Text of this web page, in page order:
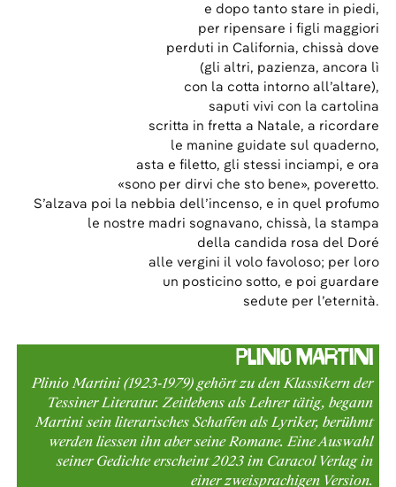
e dopo tanto stare in piedi,
per ripensare i figli maggiori
perduti in California, chissà dove
(gli altri, pazienza, ancora lì
con la cotta intorno all’altare),
saputi vivi con la cartolina
scritta in fretta a Natale, a ricordare
le manine guidate sul quaderno,
asta e filetto, gli stessi inciampi, e ora
«sono per dirvi che sto bene», poveretto.
S’alzava poi la nebbia dell’incenso, e in quel profumo
le nostre madri sognavano, chissà, la stampa
della candida rosa del Doré
alle vergini il volo favoloso; per loro
un posticino sotto, e poi guardare
sedute per l’eternità.
Plinio Martini
Plinio Martini (1923-1979) gehört zu den Klassikern der
Tessiner Literatur. Zeitlebens als Lehrer tätig, begann
Martini sein literarisches Schaffen als Lyriker, berühmt
werden liessen ihn aber seine Romane. Eine Auswahl
seiner Gedichte erscheint 2023 im Caracol Verlag in
einer zweisprachigen Version.